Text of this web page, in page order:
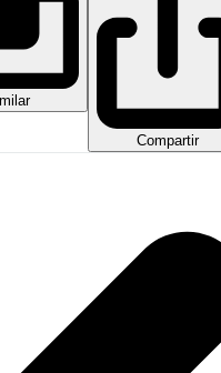
Compartir